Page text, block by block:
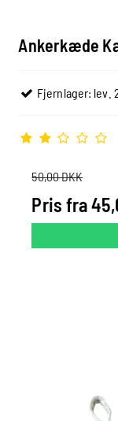
Ankerkæde
Fjernlager: lev.
50,00 DKK
Pris fra